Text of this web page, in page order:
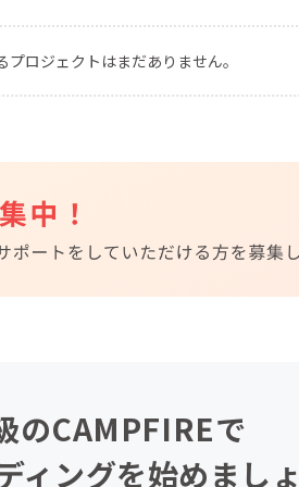
Good
CAMPFIRE Creation
machi-ya コミュニティ
プロジェクトはまだありません。
のCAMPFIREで
ィングを始めまし